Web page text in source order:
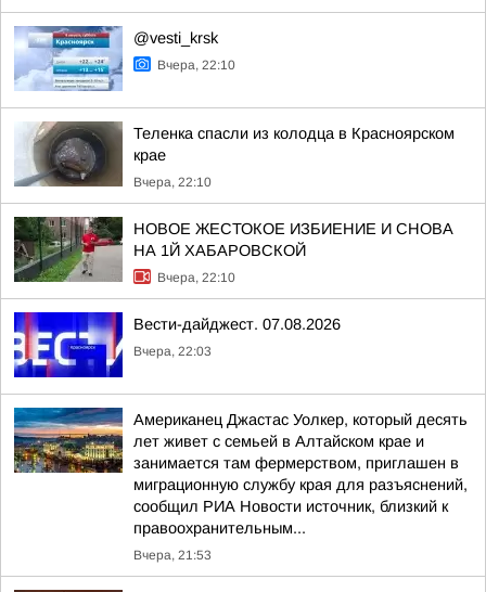
@vesti_krsk
Вчера, 22:10
Теленка спасли из колодца в Красноярском
крае
Вчера, 22:10
НОВОЕ ЖЕСТОКОЕ ИЗБИЕНИЕ И СНОВА
НА 1Й ХАБАРОВСКОЙ
Вчера, 22:10
Вести-дайджест. 07.08.2026
Вчера, 22:03
Американец Джастас Уолкер, который десять
лет живет с семьей в Алтайском крае и
занимается там фермерством, приглашен в
миграционную службу края для разъяснений,
сообщил РИА Новости источник, близкий к
правоохранительным...
Вчера, 21:53